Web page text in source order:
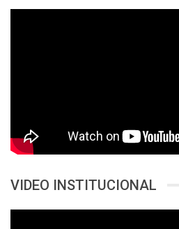
VIDEO INSTITUCIONAL